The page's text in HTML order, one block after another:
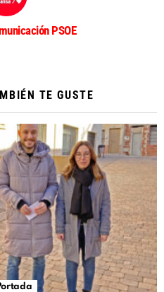
PSOE
TE GUSTE